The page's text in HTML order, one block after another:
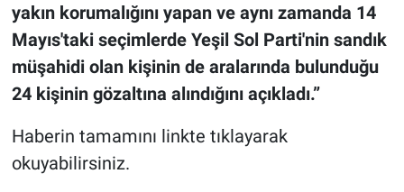
yakın korumalığını yapan ve aynı zamanda 14
Mayıs'taki seçimlerde Yeşil Sol Parti'nin sandık
müşahidi olan kişinin de aralarında bulunduğu
24 kişinin gözaltına alındığını açıkladı.”
Haberin tamamını linkte tıklayarak
okuyabilirsiniz.